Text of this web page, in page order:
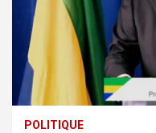
POLITIQUE